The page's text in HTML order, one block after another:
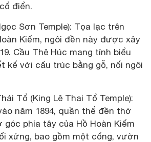
điển.
Sơn Temple): Tọa lạc trên
Kiếm, ngôi đền này được xây
Cầu Thê Húc mang tính biểu
kế với cấu trúc bằng gỗ, nối ngôi
Tổ (King Lê Thai Tổ Temple):
năm 1894, quần thể đền thờ
góc phía tây của Hồ Hoàn Kiếm
xứng, bao gồm một cổng, vườn